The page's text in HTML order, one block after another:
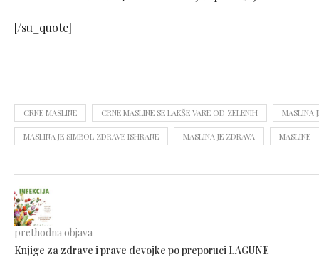
[/su_quote]
CRNE MASLINE CRNE MASLINE SE LAKŠE VARE OD ZELENIH MASLINA
MASLINA JE SIMBOL ZDRAVE ISHRANE MASLINA JE ZDRAVA MASLINE
prethodna objava
Knjige za zdrave i prave devojke po preporuci LAGUNE